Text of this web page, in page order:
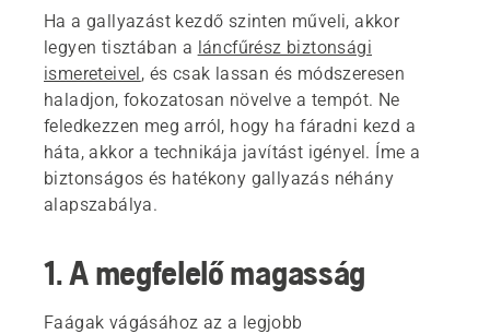
Ha a gallyazást kezdő szinten műveli, akkor
legyen tisztában a láncfűrész biztonsági
ismereteivel, és csak lassan és módszeresen
haladjon, fokozatosan növelve a tempót. Ne
feledkezzen meg arról, hogy ha fáradni kezd a
háta, akkor a technikája javítást igényel. Íme a
biztonságos és hatékony gallyazás néhány
alapszabálya.
1. A megfelelő magasság
Faágak vágásához az a legjobb